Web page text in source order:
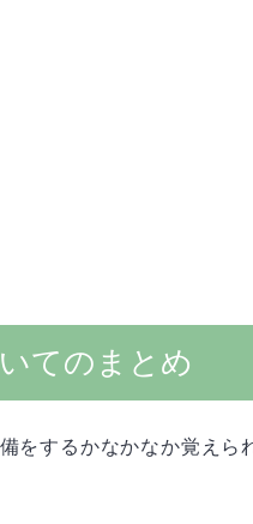
てのまとめ
をするかなかなか覚えら